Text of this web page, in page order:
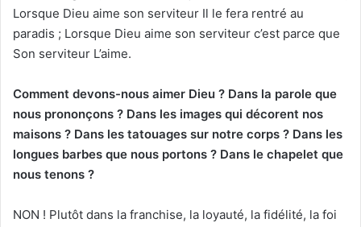
Lorsque Dieu aime son serviteur Il le fera rentré au
paradis ; Lorsque Dieu aime son serviteur c’est parce que
Son serviteur L’aime.
Comment devons-nous aimer Dieu ? Dans la parole que
nous prononçons ? Dans les images qui décorent nos
maisons ? Dans les tatouages sur notre corps ? Dans les
longues barbes que nous portons ? Dans le chapelet que
nous tenons ?
NON ! Plutôt dans la franchise, la loyauté, la fidélité, la foi